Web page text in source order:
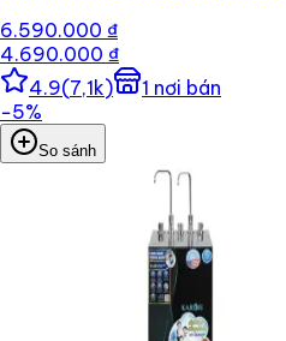
6.590.000 ₫
4.690.000 ₫
4.9(7,1k) 1 nơi bán
−5%
So sánh